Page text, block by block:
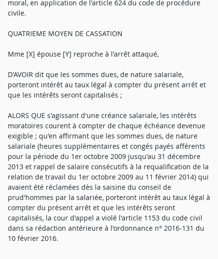
moral, en application de l'article 624 du code de procédure
civile.
QUATRIEME MOYEN DE CASSATION
Mme [X] épouse [Y] reproche à l'arrêt attaqué,
D'AVOIR dit que les sommes dues, de nature salariale,
porteront intérêt au taux légal à compter du présent arrêt et
que les intérêts seront capitalisés ;
ALORS QUE s'agissant d'une créance salariale, les intérêts
moratoires courent à compter de chaque échéance devenue
exigible ; qu'en affirmant que les sommes dues, de nature
salariale (heures supplémentaires et congés payés afférents
pour la période du 1er octobre 2009 jusqu'au 31 décembre
2013 et rappel de salaire consécutifs à la requalification de la
relation de travail du 1er octobre 2009 au 11 février 2014) qui
avaient été réclamées dès la saisine du conseil de
prud'hommes par la salariée, porteront intérêt au taux légal à
compter du présent arrêt et que les intérêts seront
capitalisés, la cour d'appel a violé l'article 1153 du code civil
dans sa rédaction antérieure à l'ordonnance n° 2016-131 du
10 février 2016.